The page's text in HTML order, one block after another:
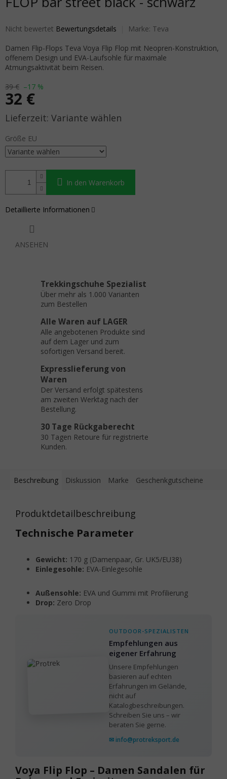
Die durchschnittliche Produktbewertung ist 0,0 von 5 Sternen.
Nicht bewertet Bewertungsdetails Marke: Teva
39 € –17 %
32 €
Verkaufspreis: Variante wählen
Größe EU
In den Warenkorb
Damen Flip-Flops Teva Voya Flip Flop mit Neopren-Konstruktion,
offenem Design und EVA-Laufsohle für maximale
Atmungsaktivität beim Reisen.
Detaillierte Informationen
ANSEHEN
Trekkingschuhe Spezialist
Über mehr als 1.000 Varianten
zum Bestellen
Alle Waren auf LAGER
Alle angebotenen Produkte sind
auf dem Lager und zum
sofortigen Versand bereit.
Expresslieferung von
Waren
Der Versand erfolgt spätestens
am zweiten Werktag nach der
Bestellung.
30 Tage Rückgaberecht
30 Tagen Retoure für registrierte
Kunden.
Beschreibung Diskussion Marke Geschenkgutscheine
Produktdetailbeschreibung
Technische Parameter
Gewicht: 170 g (Damenpaar, Gr. UK5/EU38)
Einlegesohle: EVA-Einlegesohle
Außensohle: EVA und Gummi mit Profilierung
Drop: Zero Drop
OUTDOOR-SPEZIALISTEN
Empfehlungen aus
eigener Erfahrung
Unsere Empfehlungen
basieren auf echten
Erfahrungen im Gelände,
nicht auf
Katalogbeschreibungen.
Schreiben Sie uns – wir
beraten Sie gerne.
✉ info@protreksport.de
Voya Flip Flop – Damen Sandalen für